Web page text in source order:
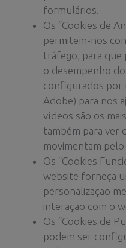
formulários.
Os “Cookies de
permitem-nos
tráfego, para que
o desempenho
configurados por
Adobe) para nos
vídeos são os
também para ver
movimentam pelo
Os “Cookies
website forneça
personalização
interação com o
Os “Cookies de
podem ser